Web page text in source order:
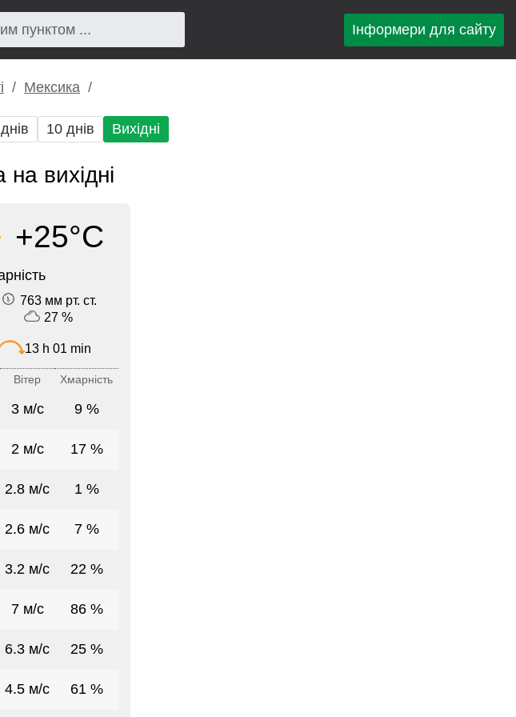
Інформери для сайту
Мексика
10 днів Вихідні
вихідні
+25°C
763 мм рт. ст.
27 %
13 h 01 min
Вітер Хмарність
3 м/с 9 %
2 м/с 17 %
2.8 м/с 1 %
2.6 м/с 7 %
3.2 м/с 22 %
7 м/с 86 %
6.3 м/с 25 %
4.5 м/с 61 %